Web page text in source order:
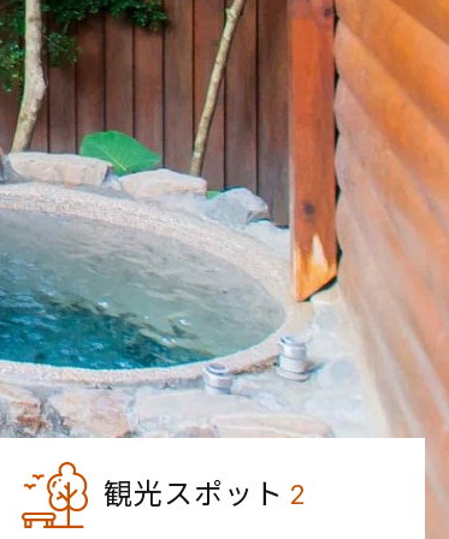
観光スポット 2